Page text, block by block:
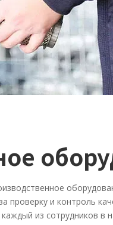
проверку и контроль
из сотрудников в